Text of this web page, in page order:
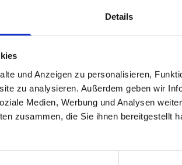
Details
und Anzeigen zu personalisieren,
zu analysieren. Außerdem geben wir
Medien, Werbung und Analysen
zusammen, die Sie ihnen bereitgestellt
Zur Übersicht
INTERESSIEREN